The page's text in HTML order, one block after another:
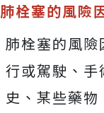
肺栓塞的風險
肺栓塞的風
行或駕駛、
史、某些藥